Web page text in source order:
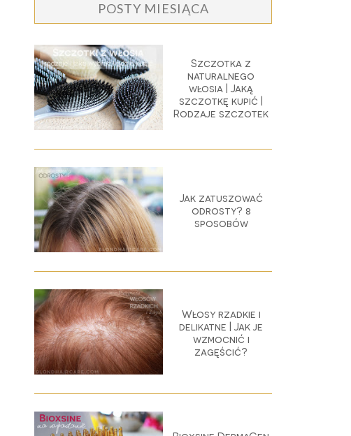
POSTY MIESIĄCA
Szczotka z
naturalnego
włosia | Jaką
szczotkę kupić |
Rodzaje szczotek
Jak zatuszować
odrosty? 8
sposobów
Włosy rzadkie i
delikatne | Jak je
wzmocnić i
zagęścić?